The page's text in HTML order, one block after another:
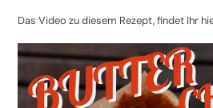
Das Video zu diesem Rezept, findet Ihr